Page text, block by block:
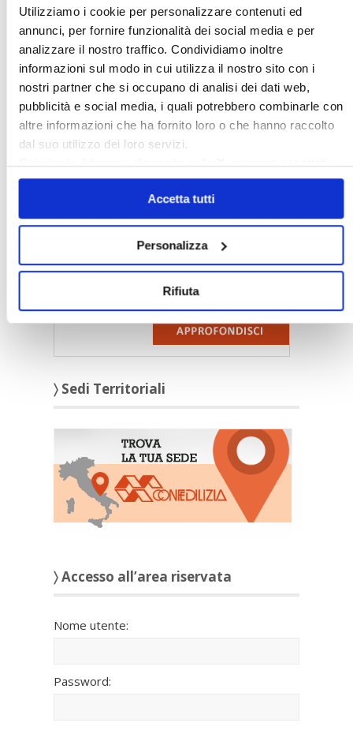
Utilizziamo i cookie per personalizzare contenuti ed
annunci, per fornire funzionalità dei social media e per
analizzare il nostro traffico. Condividiamo inoltre
informazioni sul modo in cui utilizza il nostro sito con i
nostri partner che si occupano di analisi dei dati web,
pubblicità e social media, i quali potrebbero combinarle con
altre informazioni che ha fornito loro o che hanno raccolto
dal suo utilizzo dei loro servizi.
Chiudendo il banner cliccando sullaXverranno accettati
solo i cookie necessari.
Accetta tutti
Personalizza
Rifiuta
〉 Sedi Territoriali
〉 Accesso all’area riservata
Nome utente:
Password: